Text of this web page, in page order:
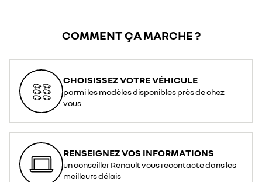
COMMENT ÇA MARCHE ?
CHOISISSEZ VOTRE VÉHICULE
parmi les modèles disponibles près de chez
vous
RENSEIGNEZ VOS INFORMATIONS
un conseiller Renault vous recontacte dans les
meilleurs délais